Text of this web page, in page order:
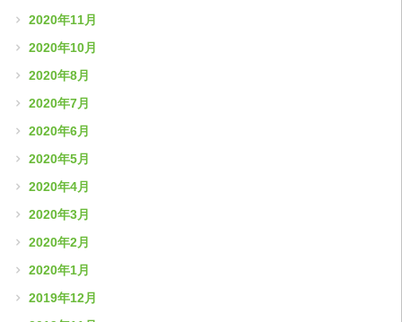
2020年11月
2020年10月
2020年8月
2020年7月
2020年6月
2020年5月
2020年4月
2020年3月
2020年2月
2020年1月
2019年12月